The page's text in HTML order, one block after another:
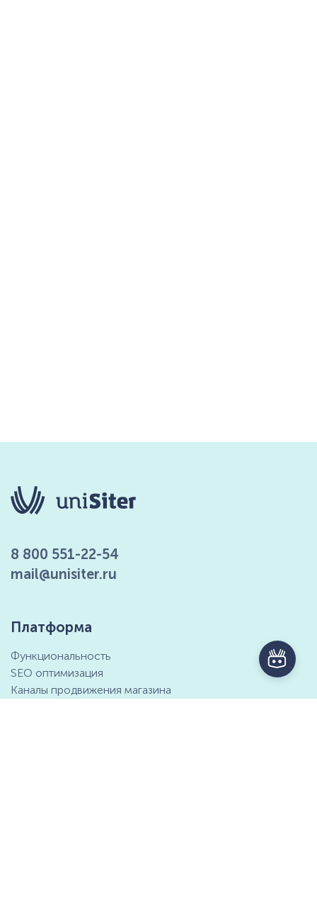
8 800 551-22-54
mail@unisiter.ru
Платформа
Функциональность
SEO оптимизация
Каналы продвижения магазина